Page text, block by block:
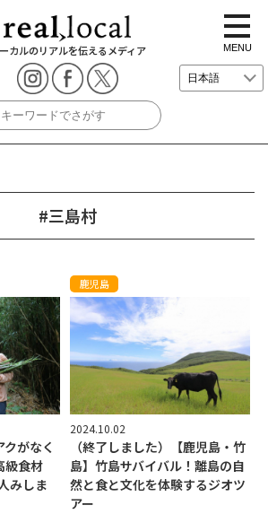
カルのリアルを伝えるメディア
t
o
g
g
e
i
i
MENU
#三島村
クがなく
級食材
みしま
鹿児島
2024.10.02
（終了しました）【鹿児島・竹
島】竹島サバイバル！離島の自
然と食と文化を体験するジオツ
アー